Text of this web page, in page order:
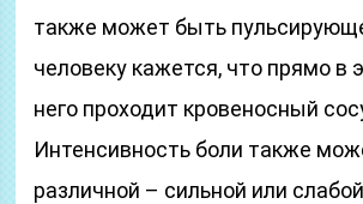
также может быть
человеку кажется, что прямо в
него проходит кровеносный
Интенсивность боли также
различной – сильной или